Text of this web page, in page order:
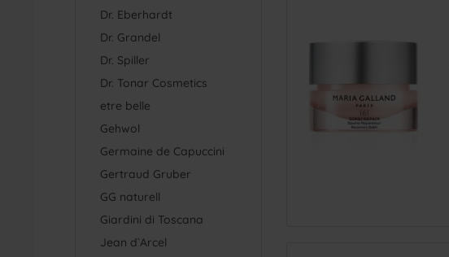
Dr. Eberhardt
Dr. Grandel
Dr. Spiller
Dr. Tonar Cosmetics
etre belle
Gehwol
Germaine de Capuccini
Gertraud Gruber
GG naturell
Giardini di Toscana
Jean d`Arcel